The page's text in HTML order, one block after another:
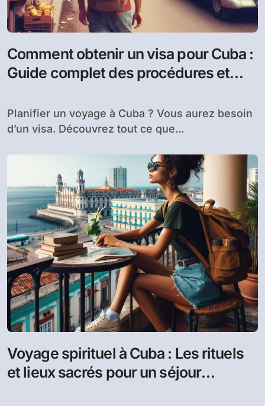
Comment obtenir un visa pour Cuba :
Guide complet des procédures et
Planifier un voyage à Cuba ? Vous aurez besoin
d’un visa. Découvrez tout ce que...
Voyage spirituel à Cuba : Les rituels
et lieux sacrés pour un séjour